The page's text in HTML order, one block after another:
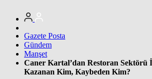
Gazete Posta
Gündem
Manşet
Caner Kartal’dan Restoran Sektörü
Kazanan Kim, Kaybeden Kim?